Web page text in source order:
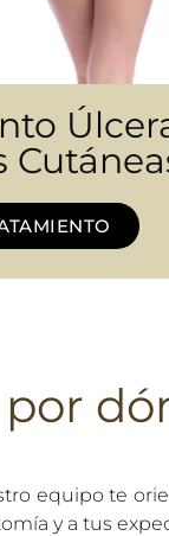
por
equipo te
y a tus